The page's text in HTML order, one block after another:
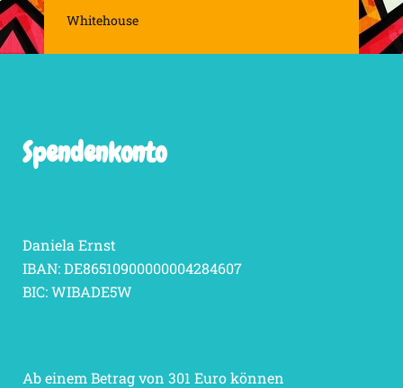
Whitehouse
Spendenkonto
Daniela Ernst
IBAN: DE86510900000004284607
BIC: WIBADE5W
Ab einem Betrag von 301 Euro können